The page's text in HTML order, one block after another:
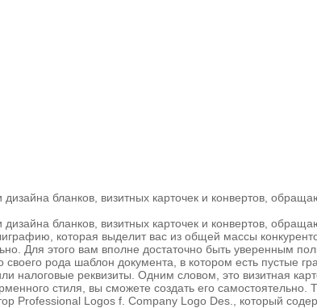
бланков, визитных карточек и конвертов,
бланков, визитных карточек и конвертов,
которая выделит вас из общей массы
Для этого вам вполне достаточно быть уверенным
рода шаблон документа, в котором есть пустые
налоговые реквизиты. Одним словом, это визитная
стиля, вы сможете создать его
Professional Logos f. Company Logo Des., который